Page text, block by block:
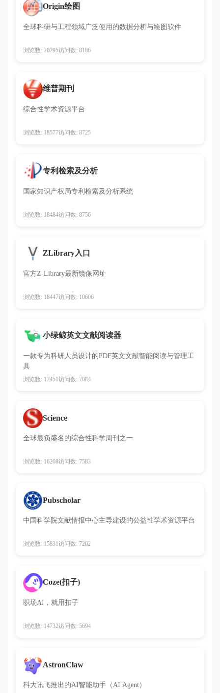
Origin绘图
全球科研与工程领域广泛使用的数据分析与绘图软件
浏览数: 20795访问数: 8186
维普期刊
综合性学术资源平台
浏览数: 18577访问数: 8725
专利检索及分析
国家知识产权局专利检索及分析系统
浏览数: 18484访问数: 8756
ZLibrary入口
官方Z-Library最新镜像网址
浏览数: 18447访问数: 10606
小绿鲸英文文献阅读器
一款专为科研人员设计的PDF英文文献智能阅读与管理工
具
浏览数: 17451访问数: 7084
Science
全球最负盛名的综合性科学周刊之一
浏览数: 16208访问数: 7583
Pubscholar
中国科学院文献情报中心主导建设的公益性学术资源平台
浏览数: 15831访问数: 7202
Coze(扣子)
职场AI，就用扣子
浏览数: 14732访问数: 5694
AstronClaw
科大讯飞推出的AI智能助手（AI Agent）